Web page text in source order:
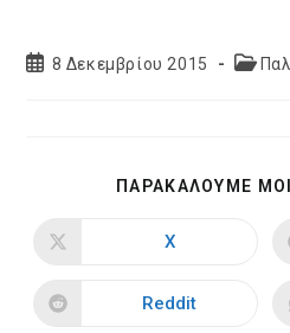
Post8 Δεκεμβρίου 2015
Post
ΠΑΡΑΚΑΛΟΥΜΕ
Opens
new
window
X
Opens
Reddit